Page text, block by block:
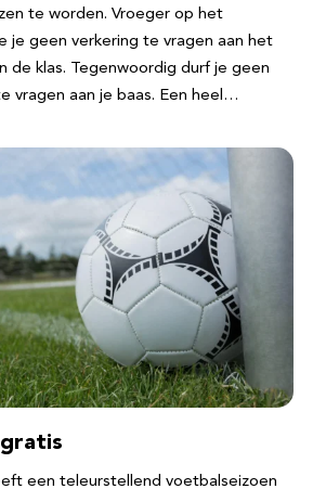
te worden. Vroeger op het
je geen verkering te vragen aan het
de klas. Tegenwoordig durf je geen
vragen aan je baas. Een heel…
een teleurstellend voetbalseizoen